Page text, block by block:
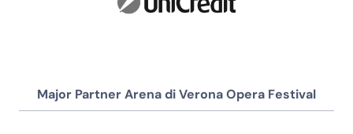
Major Partner Arena di Verona Opera Festival